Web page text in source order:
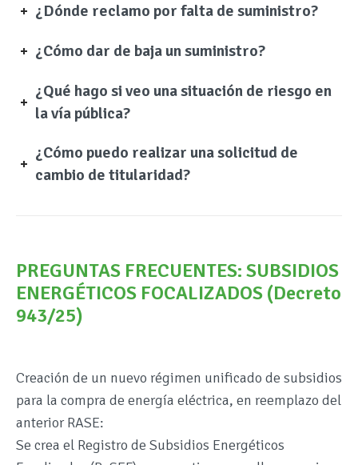
¿Dónde reclamo por falta de suministro?
¿Cómo dar de baja un suministro?
¿Qué hago si veo una situación de riesgo en
la vía pública?
¿Cómo puedo realizar una solicitud de
cambio de titularidad?
PREGUNTAS FRECUENTES: SUBSIDIOS
ENERGÉTICOS FOCALIZADOS (Decreto
943/25)
Creación de un nuevo régimen unificado de subsidios
para la compra de energía eléctrica, en reemplazo del
anterior RASE:
Se crea el Registro de Subsidios Energéticos